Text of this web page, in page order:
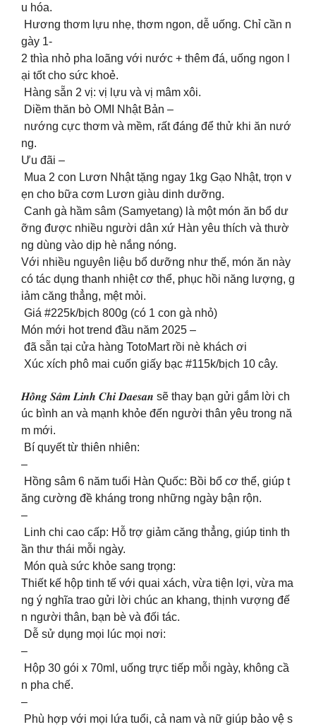
u hóa.
Hương thơm lựu nhẹ, thơm ngon, dễ uống. Chỉ cần n
gày 1-
2 thìa nhỏ pha loãng với nước + thêm đá, uống ngon l
ại tốt cho sức khoẻ.
Hàng sẵn 2 vị: vị lựu và vị mâm xôi.
Diềm thăn bò OMI Nhật Bản –
nướng cực thơm và mềm, rất đáng để thử khi ăn nướ
ng.
Ưu đãi –
Mua 2 con Lươn Nhật tặng ngay 1kg Gạo Nhật, trọn v
ẹn cho bữa cơm Lươn giàu dinh dưỡng.
Canh gà hầm sâm (Samyetang) là một món ăn bổ dư
ỡng được nhiều người dân xứ Hàn yêu thích và thườ
ng dùng vào dịp hè nắng nóng.
Với nhiều nguyên liệu bổ dưỡng như thế, món ăn này
có tác dụng thanh nhiệt cơ thể, phục hồi năng lượng, g
iảm căng thẳng, mệt mỏi.
Giá #225k/bịch 800g (có 1 con gà nhỏ)
Món mới hot trend đầu năm 2025 –
đã sẵn tại cửa hàng TotoMart rồi nè khách ơi
Xúc xích phô mai cuốn giấy bạc #115k/bịch 10 cây.
𝑯𝒐̂̀𝒏𝒈 𝑺𝒂̂𝒎 𝑳𝒊𝒏𝒉 𝑪𝒉𝒊 𝑫𝒂𝒆𝒔𝒂𝒏 sẽ thay bạn gửi gắm lời ch
úc bình an và mạnh khỏe đến người thân yêu trong nă
m mới.
Bí quyết từ thiên nhiên:
–
Hồng sâm 6 năm tuổi Hàn Quốc: Bồi bổ cơ thể, giúp t
ăng cường đề kháng trong những ngày bận rộn.
–
Linh chi cao cấp: Hỗ trợ giảm căng thẳng, giúp tinh th
ần thư thái mỗi ngày.
Món quà sức khỏe sang trọng:
Thiết kế hộp tinh tế với quai xách, vừa tiện lợi, vừa ma
ng ý nghĩa trao gửi lời chúc an khang, thịnh vượng đế
n người thân, bạn bè và đối tác.
Dễ sử dụng mọi lúc mọi nơi:
–
Hộp 30 gói x 70ml, uống trực tiếp mỗi ngày, không cầ
n pha chế.
–
Phù hợp với mọi lứa tuổi, cả nam và nữ giúp bảo vệ s